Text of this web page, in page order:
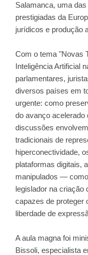
Salamanca, uma
prestigiadas da
jurídicos e produção
Com o tema "Novas
Inteligência Artificial
parlamentares,
diversos países em
urgente: como
do avanço acelerado
discussões
tradicionais de
hiperconectividade,
plataformas digitais,
manipulados —
legislador na criação
capazes de proteger
liberdade de
A aula magna foi
Bissoli, especialista